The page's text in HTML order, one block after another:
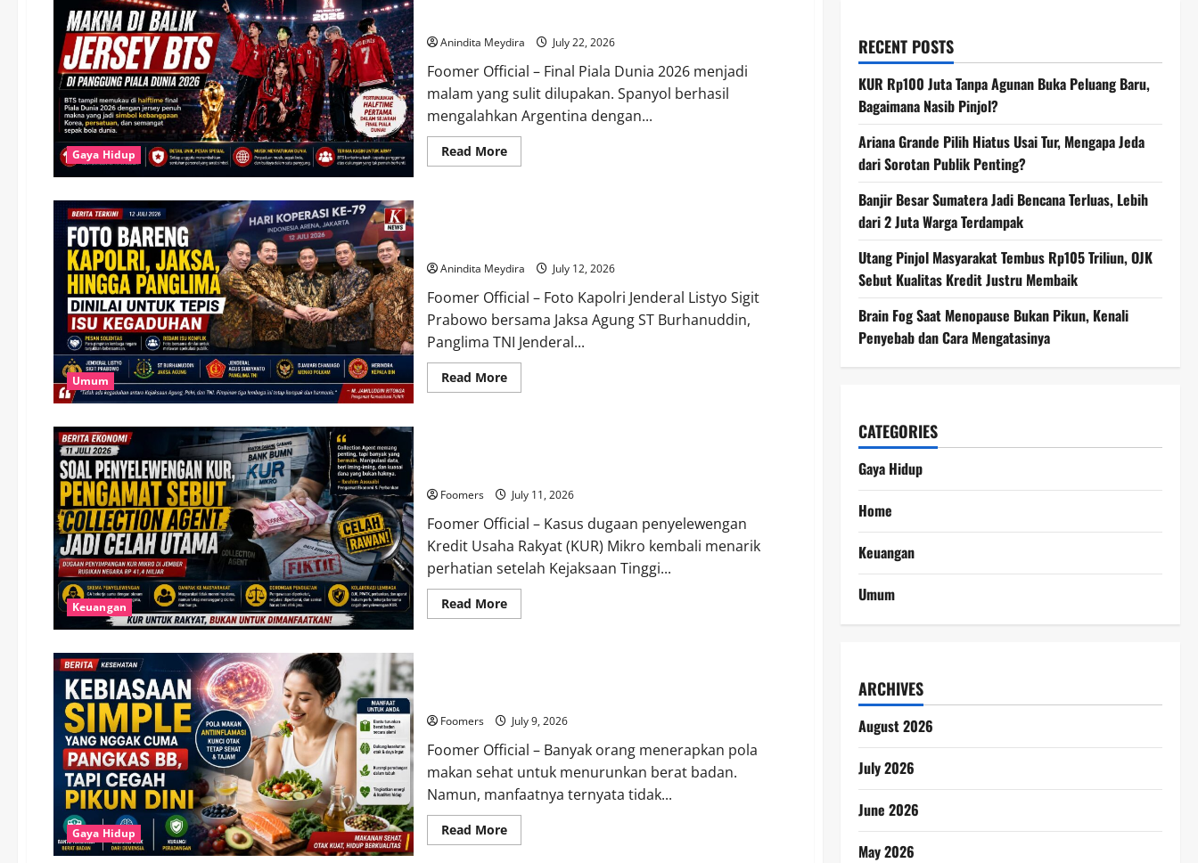
Gaya Hidup
Anindita Meydira July 22, 2026
Foomer Official – Final Piala Dunia 2026 menjadi
malam yang sulit dilupakan. Spanyol berhasil
mengalahkan Argentina dengan...
Read MoreRead
more
Dunia
2026,
Simbol
Persatuan
Sepak
Bola,
dan
Kebanggaan
Korea
Umum
Anindita Meydira July 12, 2026
Foomer Official – Foto Kapolri Jenderal Listyo Sigit
Prabowo bersama Jaksa Agung ST Burhanuddin,
Panglima TNI Jenderal...
Read MoreRead
more
Dinilai
Redam
Isu
Ketegangan
Antar
Lembaga
Negara
Keuangan
Foomers July 11, 2026
Foomer Official – Kasus dugaan penyelewengan
Kredit Usaha Rakyat (KUR) Mikro kembali menarik
perhatian setelah Kejaksaan Tinggi...
Read MoreRead
more
Agent
Dinilai
Jadi
Titik
Paling
Rawan
Gaya Hidup
Foomers July 9, 2026
Foomer Official – Banyak orang menerapkan pola
makan sehat untuk menurunkan berat badan.
Namun, manfaatnya ternyata tidak...
Read MoreRead
more
RECENT POSTS
KUR Rp100 Juta Tanpa Agunan Buka Peluang Baru,
Bagaimana Nasib Pinjol?
Ariana Grande Pilih Hiatus Usai Tur, Mengapa Jeda
dari Sorotan Publik Penting?
Banjir Besar Sumatera Jadi Bencana Terluas, Lebih
dari 2 Juta Warga Terdampak
Utang Pinjol Masyarakat Tembus Rp105 Triliun, OJK
Sebut Kualitas Kredit Justru Membaik
Brain Fog Saat Menopause Bukan Pikun, Kenali
Penyebab dan Cara Mengatasinya
CATEGORIES
Gaya Hidup
Home
Keuangan
Umum
ARCHIVES
August 2026
July 2026
June 2026
May 2026